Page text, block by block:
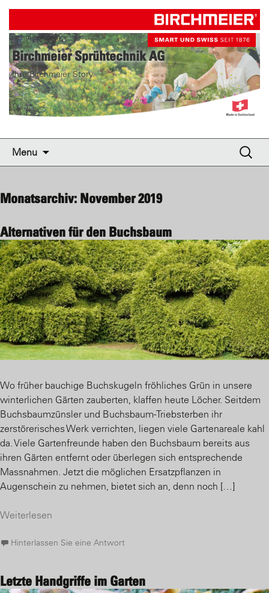
Birchmeier Sprühtechnik AG
Ihre Birchmeier Story
birchmeier.com
Menu
Suche
nach:
Monatsarchiv: November 2019
Alternativen für den Buchsbaum
Wo früher bauchige Buchskugeln fröhliches Grün in unsere
winterlichen Gärten zauberten, klaffen heute Löcher. Seitdem
Buchsbaumzünsler und Buchsbaum-Triebsterben ihr
zerstörerisches Werk verrichten, liegen viele Gartenareale kahl
da. Viele Gartenfreunde haben den Buchsbaum bereits aus
ihren Gärten entfernt oder überlegen sich entsprechende
Massnahmen. Jetzt die möglichen Ersatzpflanzen in
Augenschein zu nehmen, bietet sich an, denn noch […]
Weiterlesen
Hinterlassen Sie eine Antwort
Letzte Handgriffe im Garten